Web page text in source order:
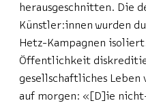
herausgeschnitten. Die
Künstler:innen wurden
Hetz-Kampagnen
Öffentlichkeit
gesellschaftliches
auf morgen: «[D]ie